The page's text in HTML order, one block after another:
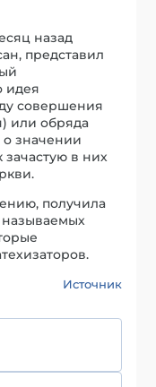
назад
представил
идея
совершения
или обряда
о значении
зачастую в них
получила
называемых
Источник